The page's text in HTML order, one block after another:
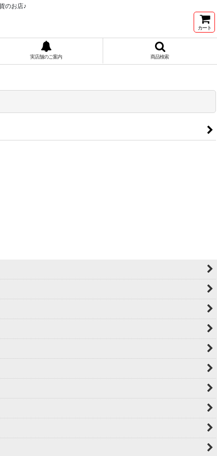
のお店♪
カート
実店舗のご案内 商品検索